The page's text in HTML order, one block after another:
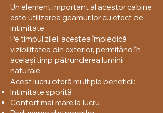
Un element important al acestor cabine
este utilizarea geamurilor cu efect de
intimitate.
Pe timpul zilei, acestea împiedică
vizibilitatea din exterior, permițând în
același timp pătrunderea luminii
naturale.
Acest lucru oferă multiple beneficii:
Intimitate sporită
Confort mai mare la lucru